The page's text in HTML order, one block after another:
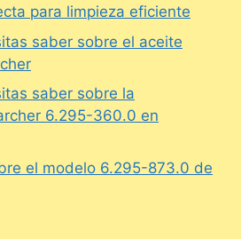
para limpieza eficiente
saber sobre el aceite
saber sobre la
6.295-360.0 en
el modelo 6.295-873.0 de